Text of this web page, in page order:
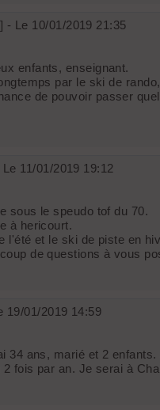
- Le 10/01/2019 21:35
enfants, enseignant.
par le ski de
de pouvoir passer
11/01/2019 19:12
sous le speudo tof du 70.
à hericourt.
l'été et le ski de piste en
de questions à vous
19/01/2019 14:59
34 ans, marié et 2
2 fois par an. Je serai à